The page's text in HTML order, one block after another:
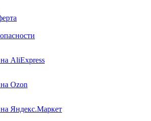
AliExpress
Ozon
Яндекс.Маркет